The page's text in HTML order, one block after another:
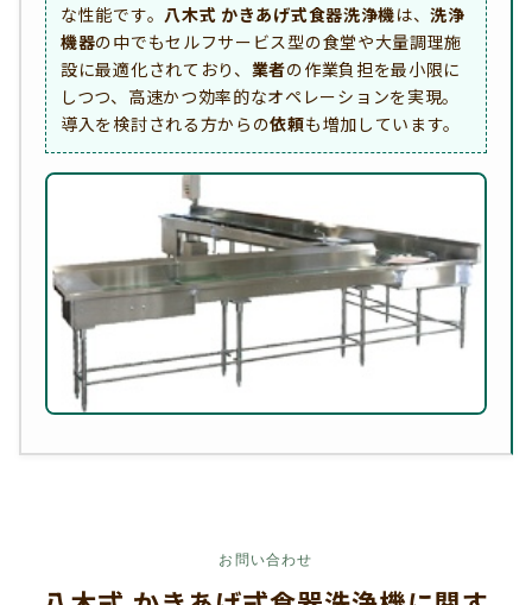
な性能です。 八木式 かきあげ式食器洗浄機は、洗浄
機器の中でもセルフサービス型の食堂や大量調理施
設に最適化されており、 業者の作業負担を最小限に
しつつ、高速かつ効率的なオペレーションを実現。
導入を検討される方からの依頼も増加しています。
お問い合わせ